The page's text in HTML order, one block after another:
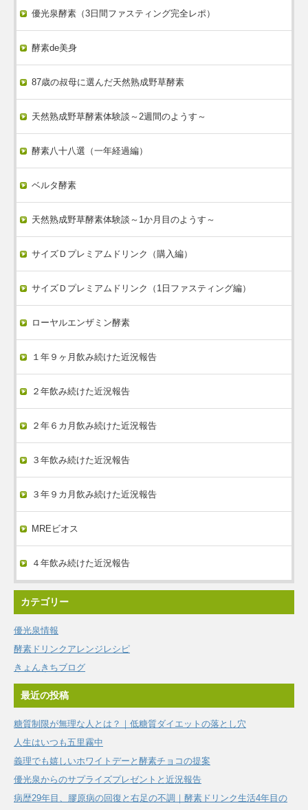
優光泉酵素（3日間ファスティング完全レポ）
酵素de美身
87歳の叔母に選んだ天然熟成野草酵素
天然熟成野草酵素体験談～2週間のようす～
酵素八十八選（一年経過編）
ベルタ酵素
天然熟成野草酵素体験談～1か月目のようす～
サイズＤプレミアムドリンク（購入編）
サイズＤプレミアムドリンク（1日ファスティング編）
ローヤルエンザミン酵素
１年９ヶ月飲み続けた近況報告
２年飲み続けた近況報告
２年６カ月飲み続けた近況報告
３年飲み続けた近況報告
３年９カ月飲み続けた近況報告
MREビオス
４年飲み続けた近況報告
カテゴリー
優光泉情報
酵素ドリンクアレンジレシピ
きょんきちブログ
最近の投稿
糖質制限が無理な人とは？｜低糖質ダイエットの落とし穴
人生はいつも五里霧中
義理でも嬉しいホワイトデーと酵素チョコの提案
優光泉からのサプライズプレゼントと近況報告
病歴29年目、膠原病の回復と右足の不調｜酵素ドリンク生活4年目の